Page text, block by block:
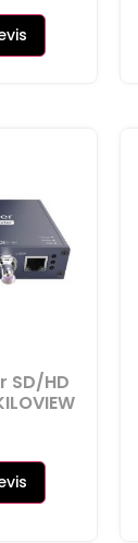
SD/HD